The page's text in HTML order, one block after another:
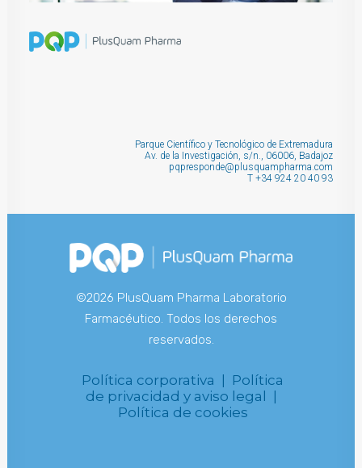
Parque Científico y Tecnológico de Extremadura
Av. de la Investigación, s/n., 06006, Badajoz
pqpresponde@plusquampharma.com
T +34 924 20 40 93
©2026 PlusQuam Pharma Laboratorio
Farmacéutico. Todos los derechos
reservados.
Política corporativa | Política
de privacidad y aviso legal |
Política de cookies